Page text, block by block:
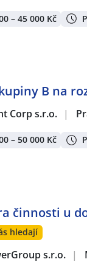
– 45 000 Kč
B na
Corp s.r.o. |
– 50 000 Kč
činnosti u
hledají
s.r.o. |